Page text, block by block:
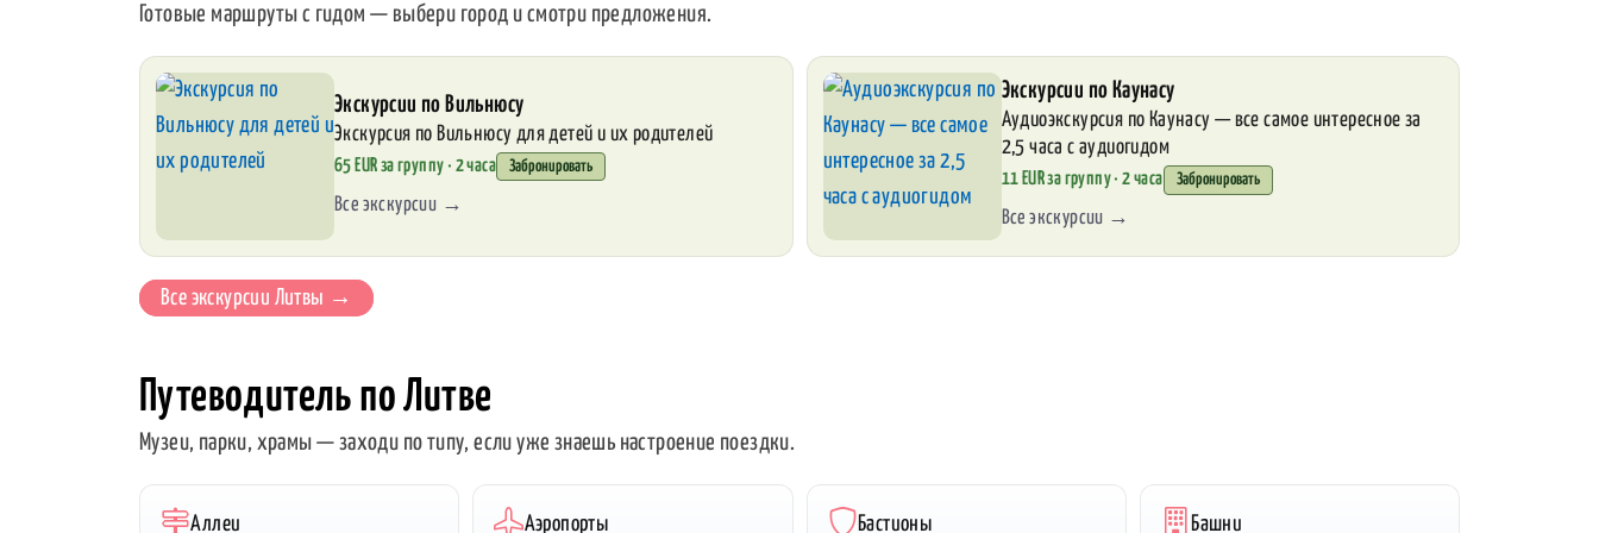
Готовые маршруты с гидом — выбери город и смотри предложения.
Экскурсии по Вильнюсу
Экскурсия по Вильнюсу для детей и их родителей
65 EUR за группу · 2 часа Забронировать
Все экскурсии →
Экскурсии по Каунасу
Аудиоэкскурсия по Каунасу — все самое интересное за
2,5 часа с аудиогидом
11 EUR за группу · 2 часа Забронировать
Все экскурсии →
Все экскурсии Литвы →
Путеводитель по Литве
Музеи, парки, храмы — заходи по типу, если уже знаешь настроение поездки.
Аллеи Аэропорты Бастионы Башни